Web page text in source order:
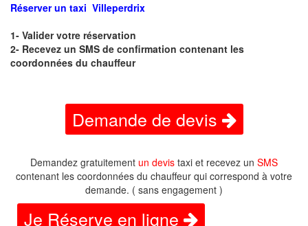
Réserver un taxi Villeperdrix
1- Valider votre réservation
2- Recevez un SMS de confirmation contenant les
coordonnées du chauffeur
Demande de devis
Demandez gratuitement un devis taxi et recevez un SMS
contenant les coordonnées du chauffeur qui correspond à votre
demande. ( sans engagement )
Je Réserve en ligne